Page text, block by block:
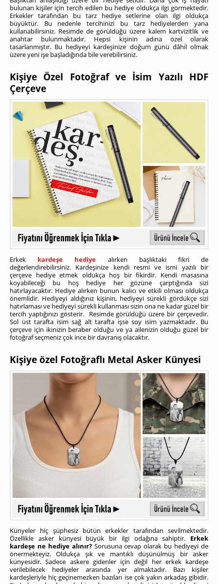
bulunan kişiler için tercih edilen bu hediye oldukça ilgi görmektedir.
Erkekler tarafından bu tarz hediye setlerine olan ilgi oldukça
büyüktür. Bu nedenle tercihinizi bu tarz hediyelerden yana
kullanabilirsiniz. Resimde de görüldüğü üzere kalem kartvizitlik ve
anahtar bulunmaktadır. Hepsi kişinin adına özel olarak
tasarlanmıştır. Bu hediyeyi kardeşinize doğum günü dâhil olmak
üzere yeni işe başladığında bile verebilirsiniz.
Kişiye Özel Fotoğraf ve İsim Yazılı HDF
Çerçeve
Erkek kardeşe hediye alırken başlıktaki fikri de
değerlendirebilirsiniz. Kardeşinize kendi resmi ve ismi yazılı bir
çerçeve hediye etmek oldukça hoş bir fikirdir. Kendi masasına
koyabileceği bu hoş hediye her gözüne çarptığında sizi
hatırlayacaktır. Hediye alırken bunun kalıcı ve etkili olması oldukça
önemlidir. Hediyeyi aldığınız kişinin, hediyeyi sürekli gördükçe sizi
hatırlaması ve hediyeyi sürekli kullanması sizin ona ne kadar güzel bir
tercih yaptığınızı gösterir. Resimde görüldüğü üzere bir çerçevedir.
Sol üst tarafta isim sağ alt tarafta işse soy isim yazmaktadır. Bu
çerçeve için ikinizin beraber olduğu ve ya ailenizin olduğu güzel bir
fotoğraf seçmeniz çok ince bir davranış olacaktır.
Kişiye özel Fotoğraflı Metal Asker Künyesi
Künyeler hiç şüphesiz bütün erkekler tarafından sevilmektedir.
Özellikle asker künyesi büyük bir ilgi odağına sahiptir. Erkek
kardeşe ne hediye alınır?Sorusuna cevap olarak bu hediyeyi de
önermekteyiz. Oldukça şık ve mantıklı düşünülmüş bir asker
künyesidir. Sadece askere gidenler için değil her erkek kardeşe
verilebilecek hediyeler arasında yer almaktadır. Bazı kişiler
kardeşleriyle hiç geçinemezken bazıları ise çok yakın arkadaş gibidir.